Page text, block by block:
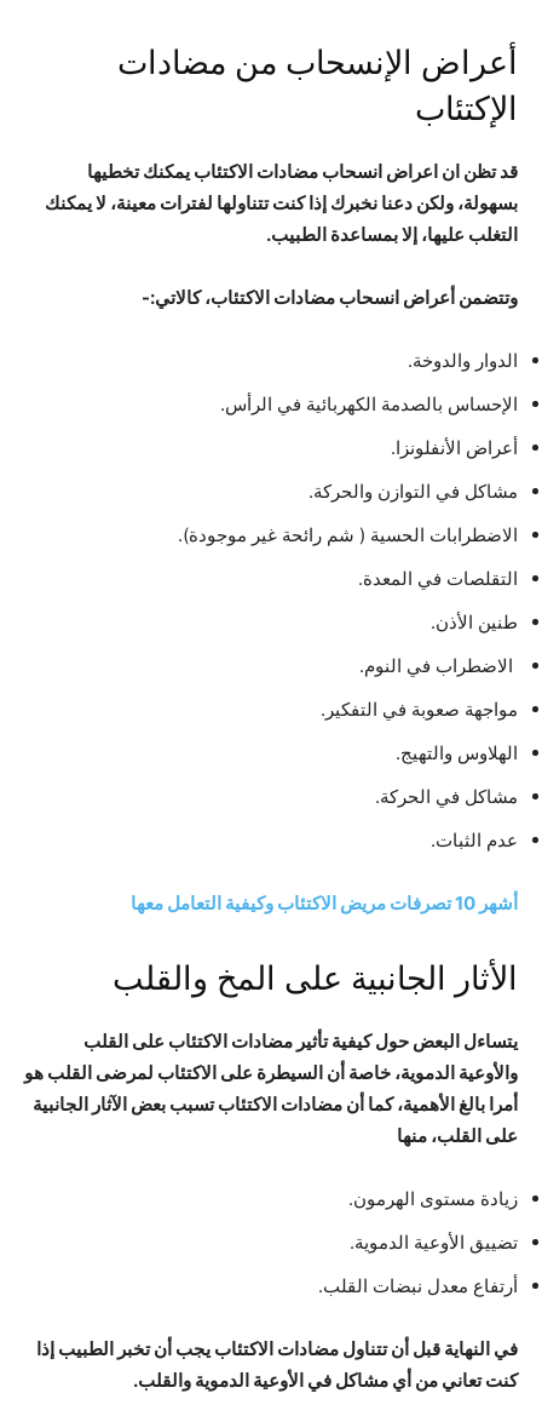
أعراض الإنسحاب من مضادات
الإكتئاب
قد تظن ان اعراض انسحاب مضادات الاكتئاب يمكنك تخطيها
بسهولة، ولكن دعنا نخبرك إذا كنت تتناولها لفترات معينة، لا يمكنك
التغلب عليها، إلا بمساعدة الطبيب.
وتتضمن أعراض انسحاب مضادات الاكتئاب، كالاتي:-
الدوار والدوخة.
الإحساس بالصدمة الكهربائية في الرأس.
أعراض الأنفلونزا.
مشاكل في التوازن والحركة.
الاضطرابات الحسية ( شم رائحة غير موجودة).
التقلصات في المعدة.
طنين الأذن.
الاضطراب في النوم.
مواجهة صعوبة في التفكير.
الهلاوس والتهيج.
مشاكل في الحركة.
عدم الثبات.
أشهر 10 تصرفات مريض الاكتئاب وكيفية التعامل معها
الأثار الجانبية على المخ والقلب
يتساءل البعض حول كيفية تأثير مضادات الاكتئاب على القلب
والأوعية الدموية، خاصة أن السيطرة على الاكتئاب لمرضى القلب هو
أمرا بالغ الأهمية، كما أن مضادات الاكتئاب تسبب بعض الآثار الجانبية
على القلب، منها
زيادة مستوى الهرمون.
تضييق الأوعية الدموية.
أرتفاع معدل نبضات القلب.
في النهاية قبل أن تتناول مضادات الاكتئاب يجب أن تخبر الطبيب إذا
كنت تعاني من أي مشاكل في الأوعية الدموية والقلب.